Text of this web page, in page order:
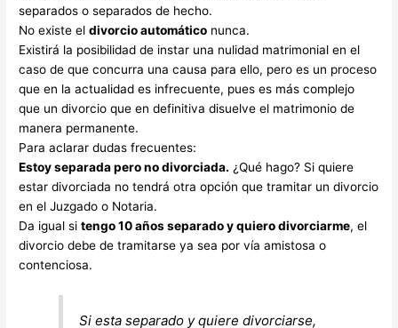
separados o separados de hecho.
No existe eldivorcio automático nunca.
Existirá la posibilidad de instar una nulidad matrimonial en el
caso de que concurra una causa para ello, pero es un proceso
que en la actualidad es infrecuente, pues es más complejo
que un divorcio que en definitiva disuelve el matrimonio de
manera permanente.
Para aclarar dudas frecuentes:
Estoy separada pero no divorciada. ¿Qué hago? Si quiere
estar divorciada no tendrá otra opción que tramitar un divorcio
en el Juzgado o Notaria.
Da igual sitengo 10 años separado y quiero divorciarme, el
divorcio debe de tramitarse ya sea por vía amistosa o
contenciosa.
Si esta separado y quiere divorciarse,